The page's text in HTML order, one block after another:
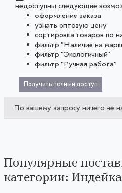
недоступны следующие
оформление заказа
узнать оптовую цену
сортировка товаров по
фильтр "Наличие на
фильтр "Экологичный"
фильтр "Ручная работа"
Получить полный доступ
По вашему запросу ничего не
Популярные
категории: Индейка